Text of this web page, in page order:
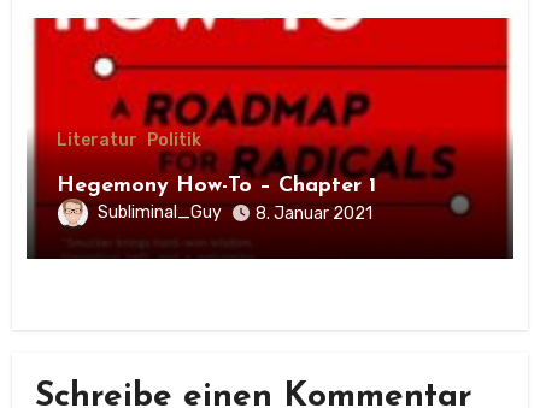
Literatur Politik
Hegemony How-To – Chapter 1
Subliminal_Guy 8. Januar 2021
Schreibe einen Kommentar